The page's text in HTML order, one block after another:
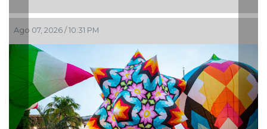
2026 / 10:31 PM